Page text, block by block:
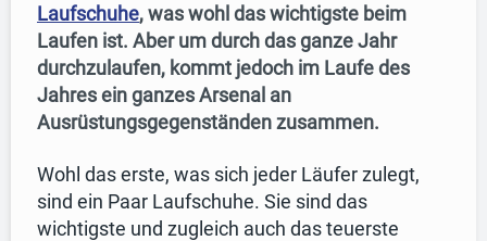
Laufschuhe, was wohl das wichtigste beim
Laufen ist. Aber um durch das ganze Jahr
durchzulaufen, kommt jedoch im Laufe des
Jahres ein ganzes Arsenal an
Ausrüstungsgegenständen zusammen.
Wohl das erste, was sich jeder Läufer zulegt,
sind ein Paar Laufschuhe. Sie sind das
wichtigste und zugleich auch das teuerste